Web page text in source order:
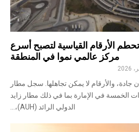
الأرقام القياسية لتصبح أسرع
مركز عالمي نموا في المنطقة
والأرقام لا يمكن تجاهلها. سجل مطار
الخمسة في الإمارة بما في ذلك مطار زايد
الدولي الرائد (AUH)،...